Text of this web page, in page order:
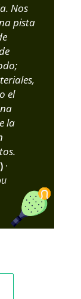
Nos
pista
el
la
·